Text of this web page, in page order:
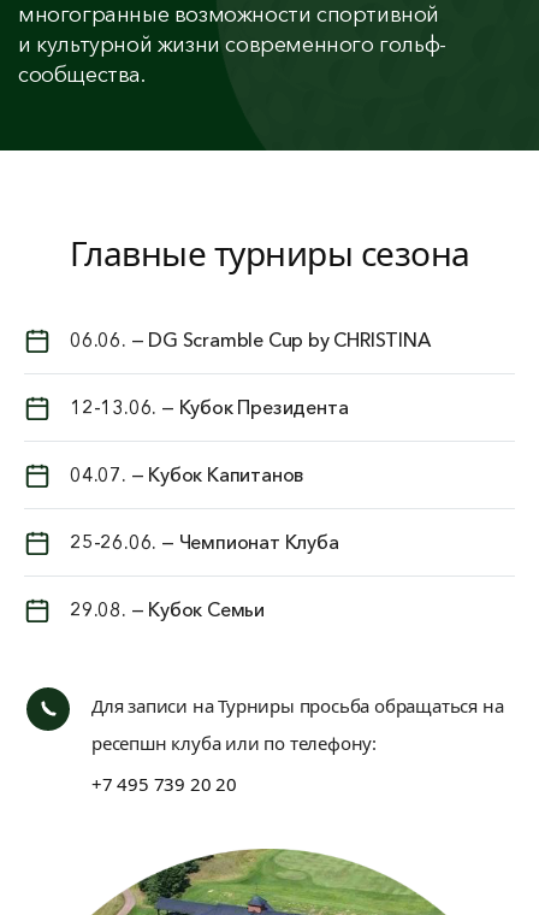
многогранные возможности спортивной
и культурной жизни современного гольф-
сообщества.
Главные турниры сезона
06.06. — DG Scramble Cup by CHRISTINA
12-13.06. — Кубок Президента
04.07. — Кубок Капитанов
25-26.06. — Чемпионат Клуба
29.08. — Кубок Семьи
Для записи на Турниры просьба обращаться на
ресепшн клуба или по телефону:
+7 495 739 20 20